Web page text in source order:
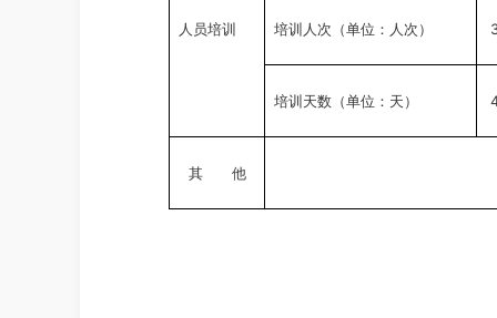
人员培训 培训人次（单位：人次）
培训天数（单位：天）
其 他